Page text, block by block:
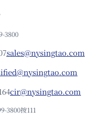
3800
sales@nysingtao.com
cir@nysingtao.com
3800按111